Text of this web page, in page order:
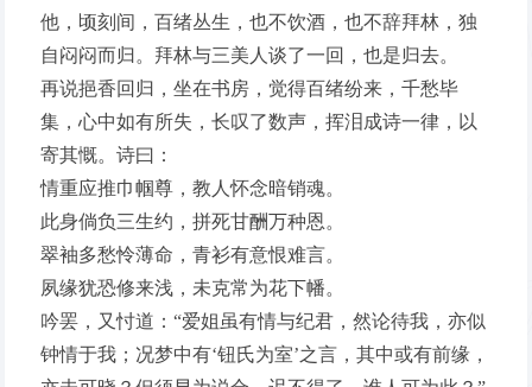
他，顷刻间，百绪丛生，也不饮酒，也不辞拜林，独
自闷闷而归。拜林与三美人谈了一回，也是归去。
再说挹香回归，坐在书房，觉得百绪纷来，千愁毕
集，心中如有所失，长叹了数声，挥泪成诗一律，以
寄其慨。诗曰：
情重应推巾帼尊，教人怀念暗销魂。
此身倘负三生约，拼死甘酬万种恩。
翠袖多愁怜薄命，青衫有意恨难言。
夙缘犹恐修来浅，未克常为花下幡。
吟罢，又忖道：“爱姐虽有情与纪君，然论待我，亦似
钟情于我；况梦中有‘钮氏为室’之言，其中或有前缘，